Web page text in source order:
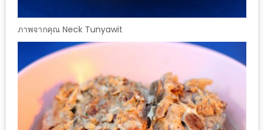
ที่
ห้าม
สำหรับ
ฤดู
หนาว
ภาพจากคุณ Neck Tunyawit